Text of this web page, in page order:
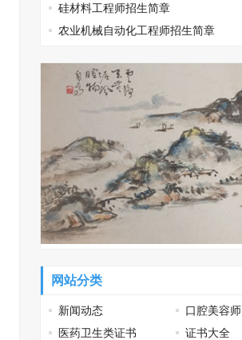
硅材料工程师招生简章
农业机械自动化工程师招生简章
网站分类
新闻动态
口腔美容师
医药卫生类证书
证书大全